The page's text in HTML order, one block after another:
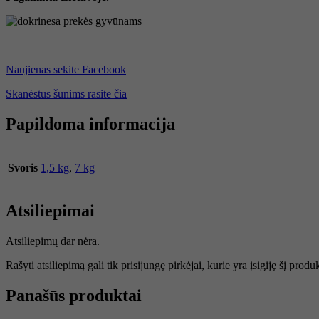
Naujienas sekite Facebook
Skanėstus šunims rasite čia
Papildoma informacija
Svoris 1,5 kg, 7 kg
Atsiliepimai
Atsiliepimų dar nėra.
Rašyti atsiliepimą gali tik prisijungę pirkėjai, kurie yra įsigiję šį
Panašūs produktai